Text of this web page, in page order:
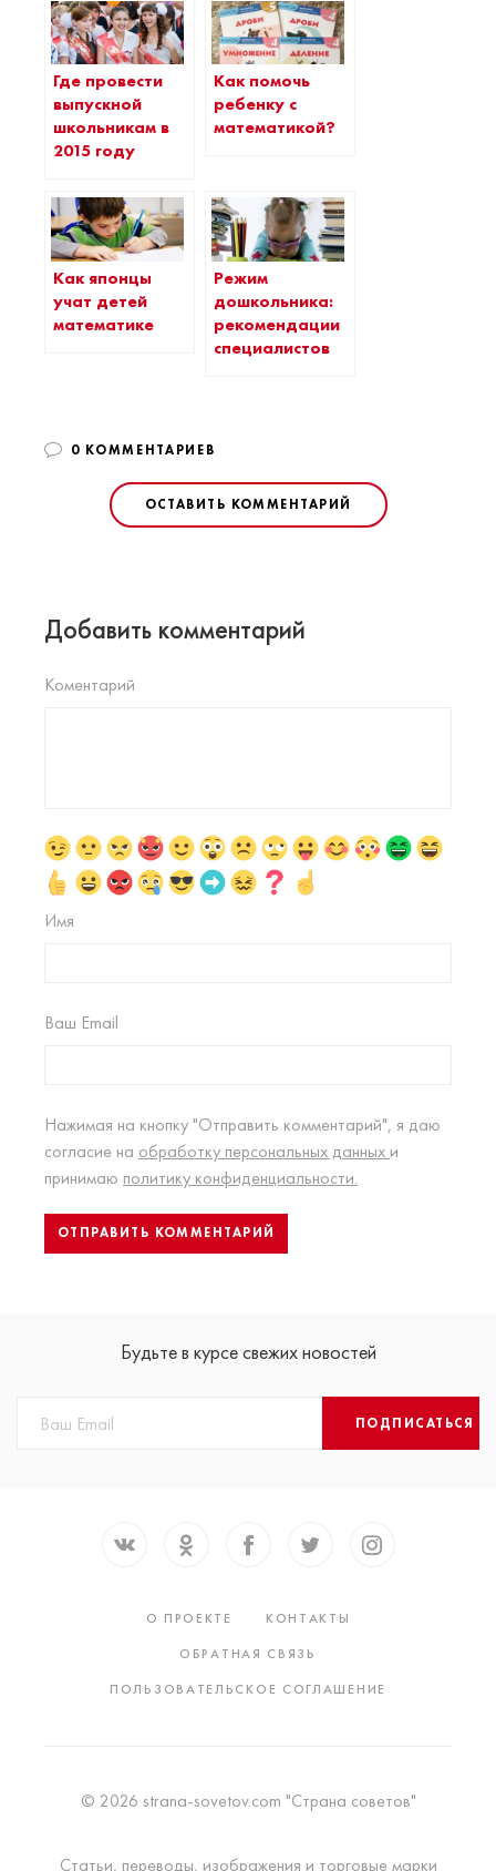
Где провести
выпускной
школьникам в
2015 году
Как помочь
ребенку с
математикой?
Как японцы
учат детей
математике
Режим
дошкольника:
рекомендации
специалистов
0 КОММЕНТАРИЕВ
ОСТАВИТЬ КОММЕНТАРИЙ
Добавить комментарий
Коментарий
Имя
Ваш Email
Нажимая на кнопку "Отправить комментарий", я даю
согласие на обработку персональных данных и
принимаю политику конфиденциальности.
Будьте в курсе свежих новостей
ПОДПИСАТЬСЯ
О ПРОЕКТЕ
КОНТАКТЫ
ОБРАТНАЯ СВЯЗЬ
ПОЛЬЗОВАТЕЛЬСКОЕ СОГЛАШЕНИЕ
© 2026 strana-sovetov.com "Страна советов"
Статьи, переводы, изображения и торговые марки